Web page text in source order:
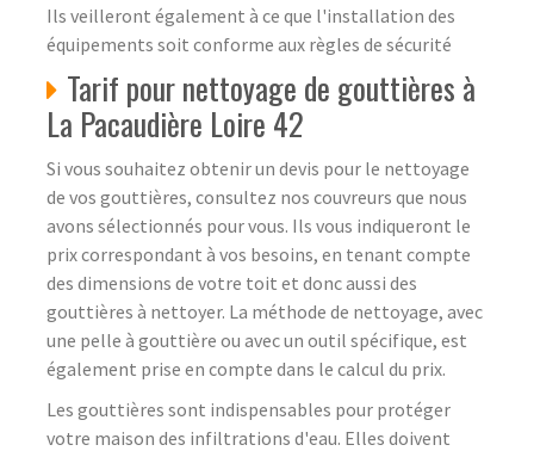
Ils veilleront également à ce que l'installation des
équipements soit conforme aux règles de sécurité
Tarif pour nettoyage de gouttières à
La Pacaudière Loire 42
Si vous souhaitez obtenir un devis pour le nettoyage
de vos gouttières, consultez nos couvreurs que nous
avons sélectionnés pour vous. Ils vous indiqueront le
prix correspondant à vos besoins, en tenant compte
des dimensions de votre toit et donc aussi des
gouttières à nettoyer. La méthode de nettoyage, avec
une pelle à gouttière ou avec un outil spécifique, est
également prise en compte dans le calcul du prix.
Les gouttières sont indispensables pour protéger
votre maison des infiltrations d'eau. Elles doivent